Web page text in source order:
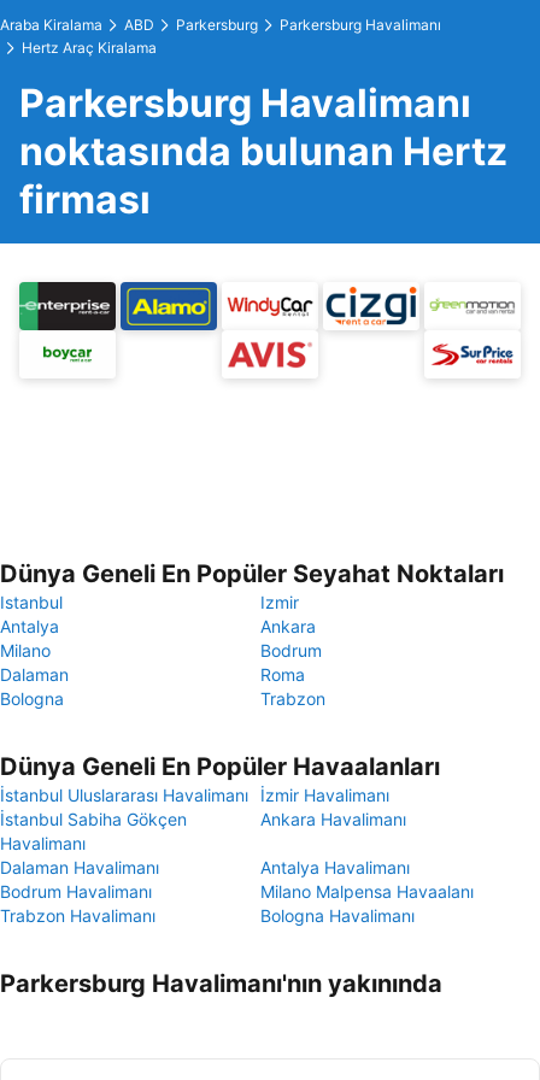
Araba Kiralama ABD Parkersburg
Parkersburg Havalimanı
Hertz Araç Kiralama
Parkersburg Havalimanı
noktasında bulunan Hertz
firması
Dünya Geneli En Popüler Seyahat Noktaları
Istanbul
Izmir
Antalya
Ankara
Milano
Bodrum
Dalaman
Roma
Bologna
Trabzon
Dünya Geneli En Popüler Havaalanları
İstanbul Uluslararası Havalimanı
İzmir Havalimanı
İstanbul Sabiha Gökçen
Havalimanı
Ankara Havalimanı
Dalaman Havalimanı
Antalya Havalimanı
Bodrum Havalimanı
Milano Malpensa Havaalanı
Trabzon Havalimanı
Bologna Havalimanı
Parkersburg Havalimanı'nın yakınında